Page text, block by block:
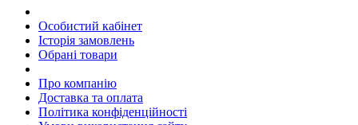
Особистий кабінет
Історія замовлень
Обрані товари
Про компанію
Доставка та оплата
Політика конфіденційності